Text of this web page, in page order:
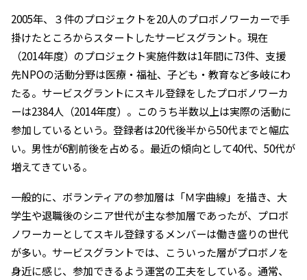
2005年、３件のプロジェクトを20人のプロボノワーカーで手
掛けたところからスタートしたサービスグラント。現在
（2014年度）のプロジェクト実施件数は1年間に73件、支援
先NPOの活動分野は医療・福祉、子ども・教育など多岐にわ
たる。サービスグラントにスキル登録をしたプロボノワーカ
ーは2384人（2014年度）。このうち半数以上は実際の活動に
参加しているという。登録者は20代後半から50代までと幅広
い。男性が6割前後を占める。最近の傾向として40代、50代が
増えてきている。
一般的に、ボランティアの参加層は「Ｍ字曲線」を描き、大
学生や退職後のシニア世代が主な参加層であったが、プロボ
ノワーカーとしてスキル登録するメンバーは働き盛りの世代
が多い。サービスグラントでは、こういった層がプロボノを
身近に感じ、参加できるよう運営の工夫をしている。通常、